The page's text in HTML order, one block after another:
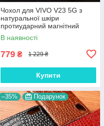
Чохол для VIVO V23 5G з
натуральної шкіри
протиударний магнітний
книжка з підставкою "LUXOR"
В наявності
779 ₴ 1 229 ₴
Купити
–35% Подарунок